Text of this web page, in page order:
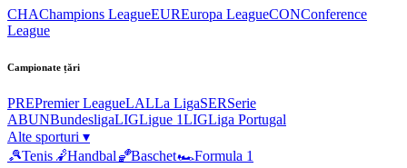
CHAChampions LeagueEUREuropa LeagueCONConference
League
Campionate țări
PREPremier LeagueLALLa LigaSERSerie
ABUNBundesligaLIGLigue 1LIGLiga Portugal
Alte sporturi ▾
🎾Tenis 🤾Handbal🏀Baschet🏎Formula 1